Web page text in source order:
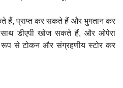
हैं, प्राप्त कर सकते हैं और भुगतान कर
डीएपी खोज सकते हैं, और ओपेरा
रूप से टोकन और संग्रहणीय स्टोर कर